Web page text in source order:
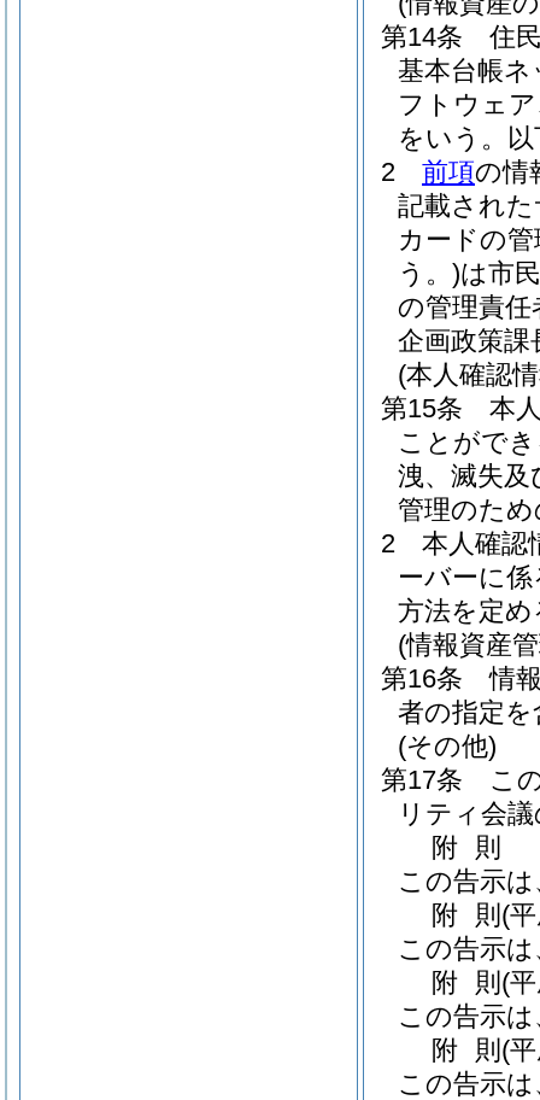
第14条
住
基本台帳
フトウェ
をいう。
2
前項の情
記載され
カードの
う。)は市
の管理責任
企画政策
(本人確認
第15条
本
ことがで
洩、滅失
管理のた
2
本人確認
ーバーに
方法を定
(情報資産
第16条
情
者の指定を
(その他)
第17条
こ
リティ会
附 則
この告示
附 則 (
この告示
附 則 (
この告示
附 則 (
この告示